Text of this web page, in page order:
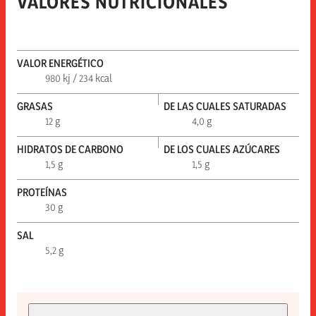
VALOR ENERGÉTICO
980 kj / 234 kcal
GRASAS
12 g
DE LAS CUALES SATURADAS
4,0 g
HIDRATOS DE CARBONO
1,5 g
DE LOS CUALES AZÚCARES
1,5 g
PROTEÍNAS
30 g
SAL
5,2 g